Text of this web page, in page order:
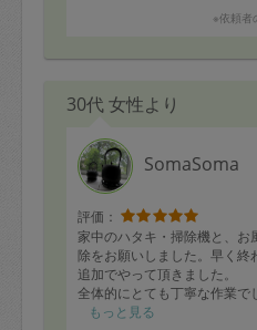
先送りにせず、潔く諦めて
でも、そこは、やはり、こち
信頼関係も出来ているので、
手伝って頂けるであろうと思
と、山積みの服に始まり、あ
てくださいました。もう、出
の、こんなもの、寝室とは関
入っていました。
夫曰く「いよいよ本丸」(((^_^;)
まさに、わが家の墓場状態（
に・・・・）のこの部屋を今
けて頂こうと思っております。
夏休みということもあり、ふ
付けアドバイスをありがとう
こちらも同じく綺麗にして
ものの場所とかも配置の提案
※依頼者
30代 女性より
SomaSoma
評価：
家中のハタキ・掃除機と、
除をお願いしました。早く終
追加でやって頂きました。
全体的にとても丁寧な作業で
出来ました。
もっと見る